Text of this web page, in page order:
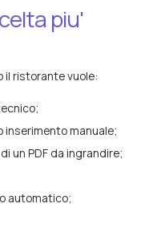
piu'
il ristorante vuole:
inserimento manuale;
un PDF da ingrandire;
automatico;